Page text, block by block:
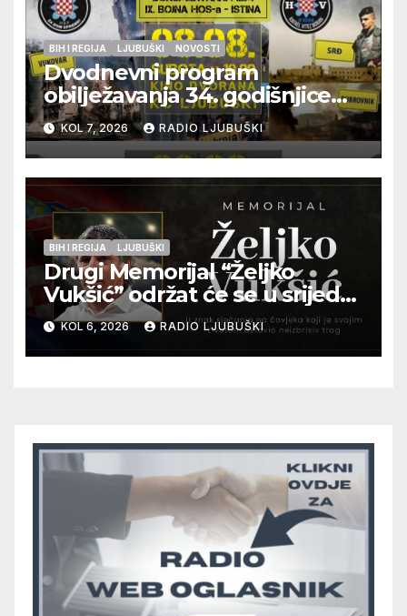
BIH I REGIJA LJUBUŠKI NOVOSTI
Dvodnevni program
obilježavanja 34. godišnjice
pogibije generala Blaža
Kraljevića i osmorice
pripadnika HOS-a
KOL 7, 2026 RADIO LJUBUŠKI
BIH I REGIJA LJUBUŠKI
Drugi Memorijal “Željko
Vukšić” održat će se u srijedu
12. kolovoza u Otoku
KOL 6, 2026 RADIO LJUBUŠKI